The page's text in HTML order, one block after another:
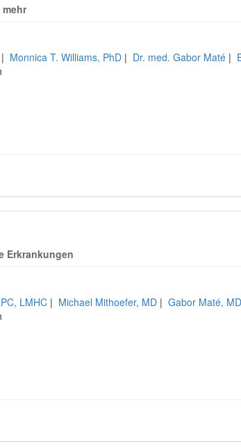
| Monnica T. Williams, PhD | Dr. med. Gabor Maté |
Erkrankungen
LMHC | Michael Mithoefer, MD | Gabor Maté, MD